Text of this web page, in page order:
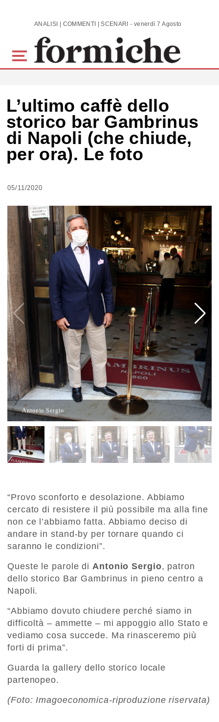
Skip to main content ANALISI | COMMENTI | SCENARI - venerdì 7 Agosto 2026
L’ultimo caffè dello
storico bar Gambrinus
di Napoli (che chiude,
per ora). Le foto
05/11/2020
Antonio Sergio
“Provo sconforto e desolazione. Abbiamo
cercato di resistere il più possibile ma alla fine
non ce l’abbiamo fatta. Abbiamo deciso di
andare in stand-by per tornare quando ci
saranno le condizioni”.
Queste le parole di Antonio Sergio, patron
dello storico Bar Gambrinus in pieno centro a
Napoli.
“Abbiamo dovuto chiudere perché siamo in
difficoltà – ammette – mi appoggio allo Stato e
vediamo cosa succede. Ma rinasceremo più
forti di prima”.
Guarda la gallery dello storico locale
partenopeo.
(Foto: Imagoeconomica-riproduzione riservata)